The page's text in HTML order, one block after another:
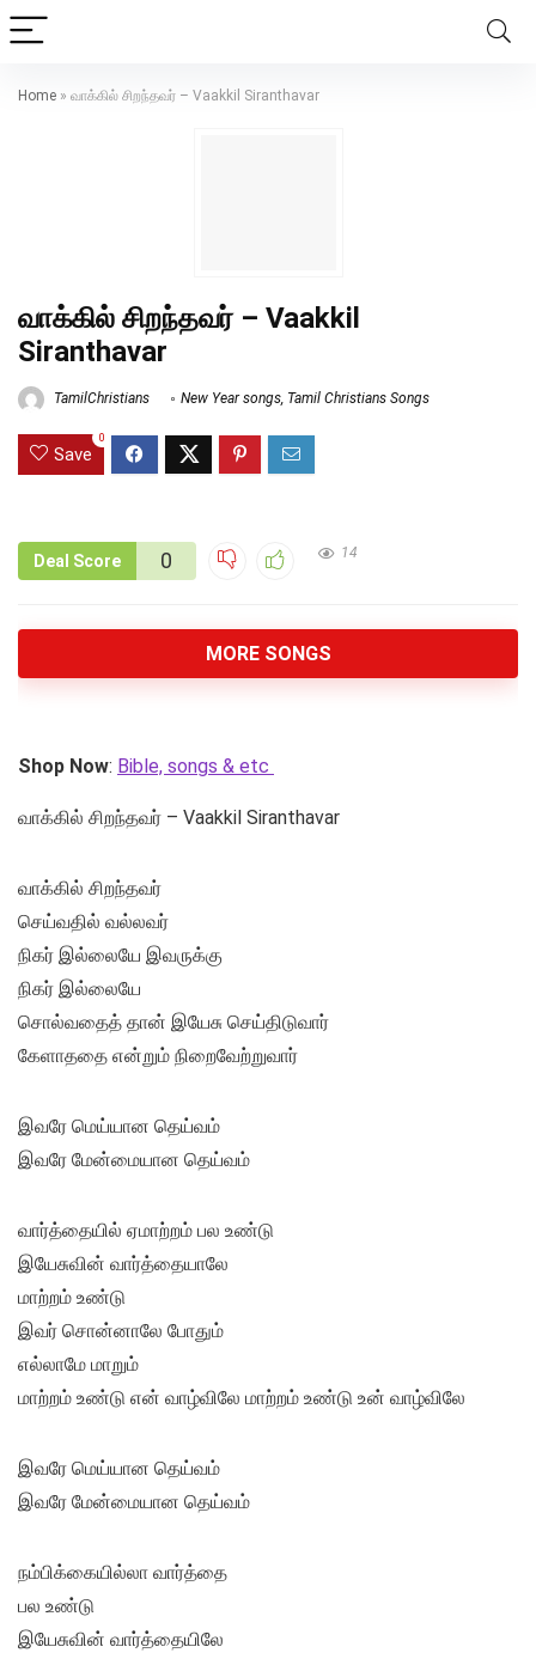
Home » வாக்கில் சிறந்தவர் – Vaakkil Siranthavar
வாக்கில் சிறந்தவர் – Vaakkil
Siranthavar
TamilChristians New Year songs, Tamil Christians Songs
Save
0
Deal Score 0 14
MORE SONGS
Shop Now: Bible, songs & etc
வாக்கில் சிறந்தவர் – Vaakkil Siranthavar
வாக்கில் சிறந்தவர்
செய்வதில் வல்லவர்
நிகர் இல்லையே இவருக்கு
நிகர் இல்லையே
சொல்வதைத் தான் இயேசு செய்திடுவார்
கேளாததை என்றும் நிறைவேற்றுவார்
இவரே மெய்யான தெய்வம்
இவரே மேன்மையான தெய்வம்
வார்த்தையில் ஏமாற்றம் பல உண்டு
இயேசுவின் வார்த்தையாலே
மாற்றம் உண்டு
இவர் சொன்னாலே போதும்
எல்லாமே மாறும்
மாற்றம் உண்டு என் வாழ்விலே மாற்றம் உண்டு உன் வாழ்விலே
இவரே மெய்யான தெய்வம்
இவரே மேன்மையான தெய்வம்
நம்பிக்கையில்லா வார்த்தை
பல உண்டு
இயேசுவின் வார்த்தையிலே